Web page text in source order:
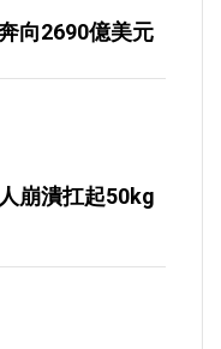
向2690億美元
崩潰扛起50kg